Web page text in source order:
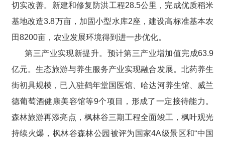
切实改善。新建和修复防洪工程28.5公里，完成优质稻米
基地改造3.8万亩，加固小型水库2座，建设高标准基本农
田8200亩，农业发展环境得到进一步优化。
第三产业实现新提升。预计第三产业增加值完成63.9
亿元。生态旅游与养生服务产业实现融合发展。北药养生
街初具规模，已入驻鹤年堂国医馆、哈达河养生馆、威兰
德葡萄酒健康美容馆等9个项目，形成了一定接待能力。
森林旅游再添亮点，枫林谷三期工程全面竣工，枫叶观光
持续火爆，枫林谷森林公园被评为国家4A级景区和“中国